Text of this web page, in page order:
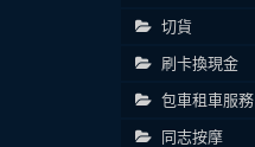
切貨
刷卡換現金
包車租車服務
同志按摩